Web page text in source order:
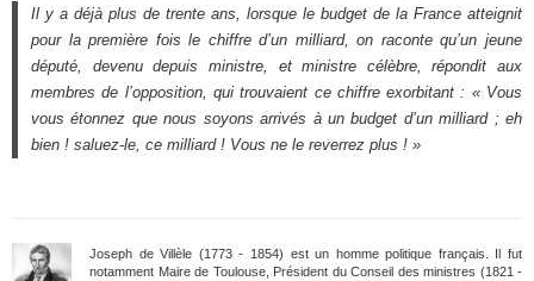
Il y a déjà plus de trente ans, lorsque le budget de la France atteignit
pour la première fois le chiffre d’un milliard, on raconte qu’un jeune
député, devenu depuis ministre, et ministre célèbre, répondit aux
membres de l’opposition, qui trouvaient ce chiffre exorbitant : « Vous
vous étonnez que nous soyons arrivés à un budget d’un milliard ; eh
bien ! saluez-le, ce milliard ! Vous ne le reverrez plus ! »
Joseph de Villèle (1773 - 1854) est un homme politique français. Il fut
notamment Maire de Toulouse, Président du Conseil des ministres (1821 -